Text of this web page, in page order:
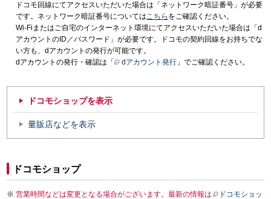
ドコモ回線にてアクセスいただいた場合は「ネットワーク暗証番号」が必要
です。ネットワーク暗証番号についてはこちら をご確認ください。
Wi-Fiまたはご自宅のインターネット環境にてアクセスいただいた場合は「d
アカウントのID／パスワード」が必要です。ドコモの契約回線をお持ちでな
い方も、dアカウントの発行が可能です。
dアカウントの発行・確認は「
dアカウント発行 」でご確認ください。
ドコモショップを表示
量販店などを表示
ドコモショップ
営業時間などは変更となる場合がございます。最新の情報は
ドコモショッ